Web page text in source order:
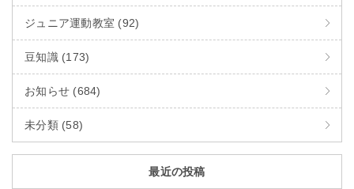
ジュニア運動教室 (92)
豆知識 (173)
お知らせ (684)
未分類 (58)
最近の投稿